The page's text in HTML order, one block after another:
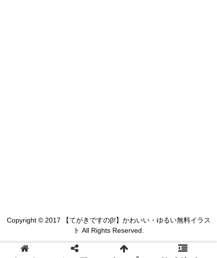
Copyright © 2017 【てがきですのβ!】かわいい・ゆるい無料イラス
ト All Rights Reserved.